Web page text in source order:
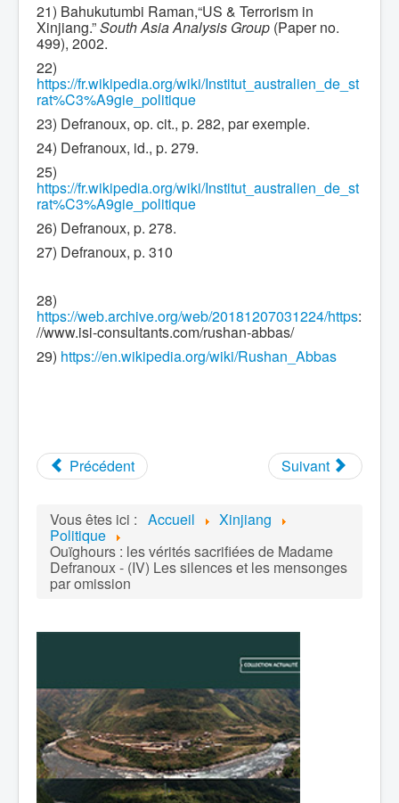
21) Bahukutumbi Raman,“US & Terrorism in
Xinjiang.”South Asia Analysis Group (Paper no.
499), 2002.
22)
https://fr.wikipedia.org/wiki/Institut_australien_de_st
rat%C3%A9gie_politique
23) Defranoux, op. cit., p. 282, par exemple.
24) Defranoux, id., p. 279.
25)
https://fr.wikipedia.org/wiki/Institut_australien_de_st
rat%C3%A9gie_politique
26) Defranoux, p. 278.
27) Defranoux, p. 310
28)
https://web.archive.org/web/20181207031224/https:
//www.isi-consultants.com/rushan-abbas/
29) https://en.wikipedia.org/wiki/Rushan_Abbas
Précédent Suivant
Vous êtes ici : Accueil Xinjiang
Politique
Ouïghours : les vérités sacrifiées de Madame
Defranoux - (IV) Les silences et les mensonges
par omission